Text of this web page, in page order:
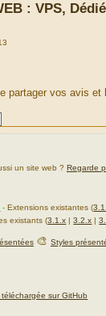
: VPS,
partager vos avis et
un site web ? Regarde
-Extensions existantes (
existants (3.1.x |3.2.x |
🎨 Styles
sur GitHub